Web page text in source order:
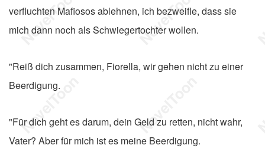
verfluchten Mafiosos ablehnen, ich bezweifle, dass sie
mich dann noch als Schwiegertochter wollen.
"Reiß dich zusammen, Fiorella, wir gehen nicht zu einer
Beerdigung.
"Für dich geht es darum, dein Geld zu retten, nicht wahr,
Vater? Aber für mich ist es meine Beerdigung.